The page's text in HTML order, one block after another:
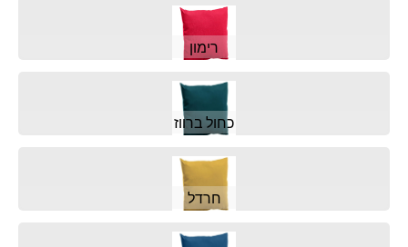
רימון
כחול ברווז
חרדל